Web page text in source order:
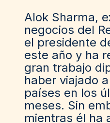
Alok Sharma,
negocios del
el presidente
este año y ha
gran trabajo
haber viajado
países en los
meses. Sin
mientras él ha